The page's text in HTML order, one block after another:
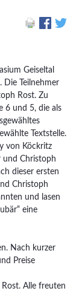
Geiseltal
Die Teilnehmer
Rost. Zu
6 und 5, die als
Textstelle.
von Köckritz
und Christoph
dieser ersten
Christoph
und lasen
eine
Nach kurzer
Preise
Alle freuten